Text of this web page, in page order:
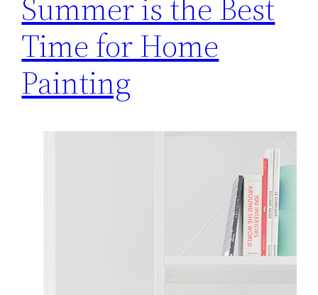
Summer is the Best
Time for Home
Painting